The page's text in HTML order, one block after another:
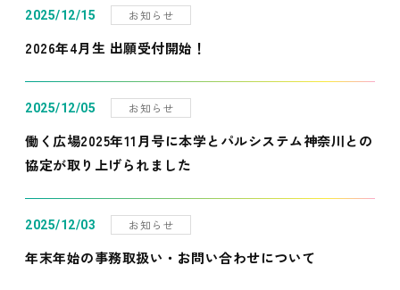
2025/12/15 お知らせ
2026年4月生 出願受付開始！
2025/12/05 お知らせ
働く広場2025年11月号に本学とパルシステム神奈川との
協定が取り上げられました
2025/12/03 お知らせ
年末年始の事務取扱い・お問い合わせについて